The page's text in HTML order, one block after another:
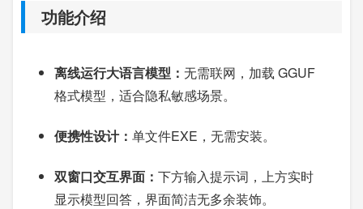
功能介绍
离线运行大语言模型： 无需联网，加载 GGUF
格式模型，适合隐私敏感场景。
便携性设计： 单文件EXE，无需安装。
双窗口交互界面： 下方输入提示词，上方实时
显示模型回答，界面简洁无多余装饰。